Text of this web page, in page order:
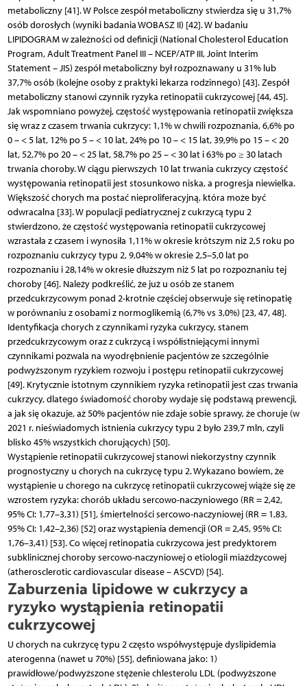
metaboliczny [41]. W Polsce zespół metaboliczny stwierdza się u 31,7%
osób dorosłych (wyniki badania WOBASZ II) [42]. W badaniu
LIPIDOGRAM w zależności od definicji (National Cholesterol Education
Program, Adult Treatment Panel III – NCEP/ATP III, Joint Interim
Statement – JIS) zespół metaboliczny był rozpoznawany u 31% lub
37,7% osób (kolejne osoby z praktyki lekarza rodzinnego) [43]. Zespół
metaboliczny stanowi czynnik ryzyka retinopatii cukrzycowej [44, 45].
Jak wspomniano powyżej, częstość występowania retinopatii zwiększa
się wraz z czasem trwania cukrzycy: 1,1% w chwili rozpoznania, 6,6% po
0 – < 5 lat, 12% po 5 – < 10 lat, 24% po 10 – < 15 lat, 39,9% po 15 – < 20
lat, 52,7% po 20 – < 25 lat, 58,7% po 25 – < 30 lat i 63% po ≥ 30 latach
trwania choroby. W ciągu pierwszych 10 lat trwania cukrzycy częstość
występowania retinopatii jest stosunkowo niska, a progresja niewielka.
Większość chorych ma postać nieproliferacyjną, która może być
odwracalna [33]. W populacji pediatrycznej z cukrzycą typu 2
stwierdzono, że częstość występowania retinopatii cukrzycowej
wzrastała z czasem i wynosiła 1,11% w okresie krótszym niż 2,5 roku po
rozpoznaniu cukrzycy typu 2, 9,04% w okresie 2,5–5,0 lat po
rozpoznaniu i 28,14% w okresie dłuższym niż 5 lat po rozpoznaniu tej
choroby [46]. Należy podkreślić, że już u osób ze stanem
przedcukrzycowym ponad 2-krotnie częściej obserwuje się retinopatię
w porównaniu z osobami z normoglikemią (6,7% vs 3,0%) [23, 47, 48].
Identyfikacja chorych z czynnikami ryzyka cukrzycy, stanem
przedcukrzycowym oraz z cukrzycą i współistniejącymi innymi
czynnikami pozwala na wyodrębnienie pacjentów ze szczególnie
podwyższonym ryzykiem rozwoju i postępu retinopatii cukrzycowej
[49]. Krytycznie istotnym czynnikiem ryzyka retinopatii jest czas trwania
cukrzycy, dlatego świadomość choroby wydaje się podstawą prewencji,
a jak się okazuje, aż 50% pacjentów nie zdaje sobie sprawy, że choruje (w
2021 r. nieświadomych istnienia cukrzycy typu 2 było 239,7 mln, czyli
blisko 45% wszystkich chorujących) [50].
Wystąpienie retinopatii cukrzycowej stanowi niekorzystny czynnik
prognostyczny u chorych na cukrzycę typu 2. Wykazano bowiem, że
wystąpienie u chorego na cukrzycę retinopatii cukrzycowej wiąże się ze
wzrostem ryzyka: chorób układu sercowo-naczyniowego (RR = 2,42,
95% CI: 1,77–3,31) [51], śmiertelności sercowo-naczyniowej (RR = 1,83,
95% CI: 1,42–2,36) [52] oraz wystąpienia demencji (OR = 2,45, 95% CI:
1,76–3,41) [53]. Co więcej retinopatia cukrzycowa jest predyktorem
subklinicznej choroby sercowo-naczyniowej o etiologii miażdżycowej
(atherosclerotic cardiovascular disease – ASCVD) [54].
Zaburzenia lipidowe w cukrzycy a
ryzyko wystąpienia retinopatii
cukrzycowej
U chorych na cukrzycę typu 2 często współwystępuje dyslipidemia
aterogenna (nawet u 70%) [55], definiowana jako: 1)
prawidłowe/podwyższone stężenie chlesterolu LDL (podwyższone